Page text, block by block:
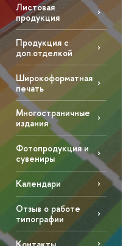
Листовая
продукция
Продукция с
доп.отделкой
Широкоформатная
печать
Многостраничные
издания
Фотопродукция и
сувениры
Календари
Отзыв о работе
типографии